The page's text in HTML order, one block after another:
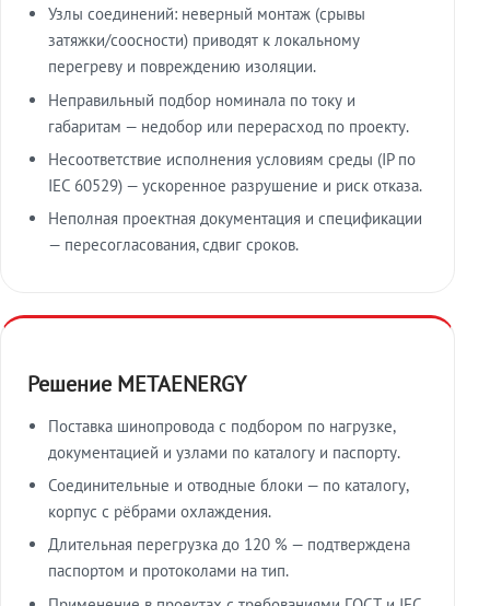
Узлы соединений: неверный монтаж (срывы
затяжки/соосности) приводят к локальному
перегреву и повреждению изоляции.
Неправильный подбор номинала по току и
габаритам — недобор или перерасход по проекту.
Несоответствие исполнения условиям среды (IP по
IEC 60529) — ускоренное разрушение и риск отказа.
Неполная проектная документация и спецификации
— пересогласования, сдвиг сроков.
Решение METAENERGY
Поставка шинопровода с подбором по нагрузке,
документацией и узлами по каталогу и паспорту.
Соединительные и отводные блоки — по каталогу,
корпус с рёбрами охлаждения.
Длительная перегрузка до 120 % — подтверждена
паспортом и протоколами на тип.